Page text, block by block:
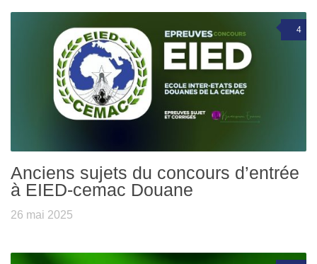
4
Anciens sujets du concours d’entrée
à EIED-cemac Douane
26 mai 2025